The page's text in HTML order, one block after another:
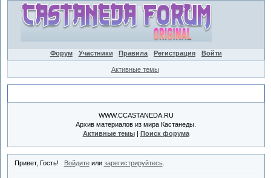
Форум Участники Правила Регистрация Войти
Активные темы
WWW.CCASTANEDA.RU
Архив материалов из мира Кастанеды.
Активные темы| Поиск форума
Привет, Гость! Войдитеили зарегистрируйтесь.